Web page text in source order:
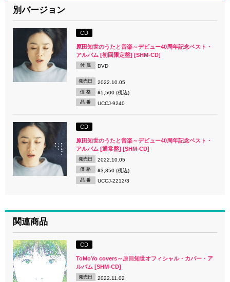
別バージョン
CD
原田知世のうたと音楽～デビュー40周年記念ベスト・
アルバム [初回限定盤] [SHM-CD]
付 属 DVD
発売日 2022.10.05
価 格 ¥5,500 (税込)
品 番 UCCJ-9240
CD
原田知世のうたと音楽～デビュー40周年記念ベスト・
アルバム [通常盤] [SHM-CD]
発売日 2022.10.05
価 格 ¥3,850 (税込)
品 番 UCCJ-2212/3
関連商品
CD
ToMoYo covers～原田知世オフィシャル・カバー・ア
ルバム [SHM-CD]
発売日 2022.11.02